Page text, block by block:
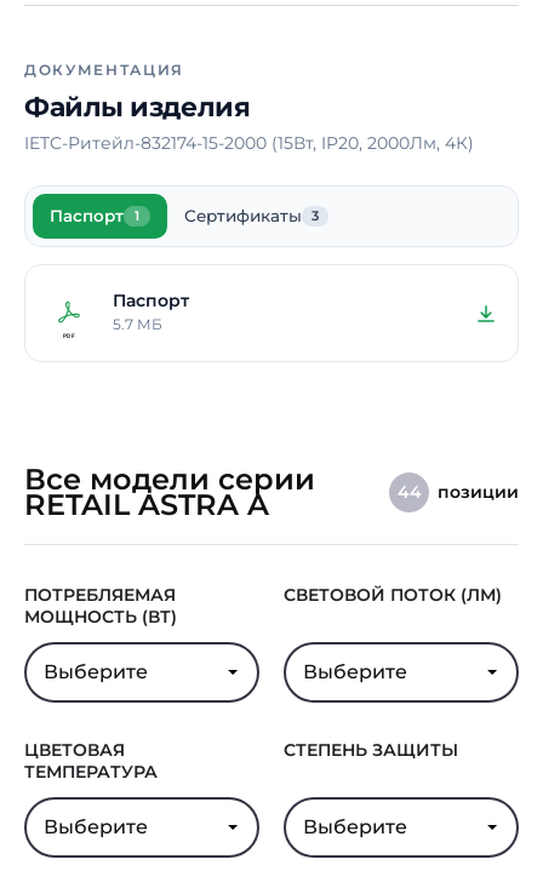
Способ монтажа
Срок службы
светодиодов
100000 ч.
Гарантия
ДОКУМЕНТАЦИЯ
Файлы изделия
IETC-Ритейл-832174-15-2000 (15Вт, IP20, 2000Лм, 4К)
Паспорт 1 Сертификаты 3
Паспорт
5.7 МБ
Все модели серии
RETAIL ASTRA A 44 позиции
ПОТРЕБЛЯЕМАЯ
МОЩНОСТЬ (ВТ)
Выберите
СВЕТОВОЙ ПОТОК (ЛМ)
Выберите
ЦВЕТОВАЯ
ТЕМПЕРАТУРА
Выберите
СТЕПЕНЬ ЗАЩИТЫ
Выберите